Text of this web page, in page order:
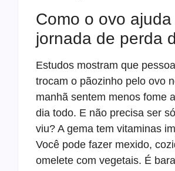
Como o ovo
jornada de perda
Estudos mostram que
trocam o pãozinho pelo ovo
manhã sentem menos fome
dia todo. E não precisa ser
viu? A gema tem vitaminas
Você pode fazer mexido,
omelete com vegetais. É